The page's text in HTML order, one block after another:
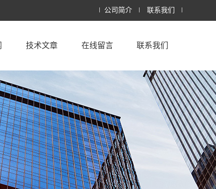
公司简介 联系我们
技术文章 在线留言 联系我们